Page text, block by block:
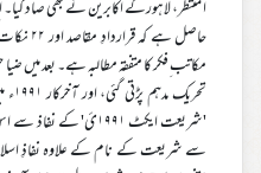
حاصل
مکاتب ِفکر کا متفقہ مطالبہ ہے۔ بعد
'شریعت ایکٹ ۱۹۹۱ئ' کے
سے شریعت کے نام کے علاوہ نفاذِ